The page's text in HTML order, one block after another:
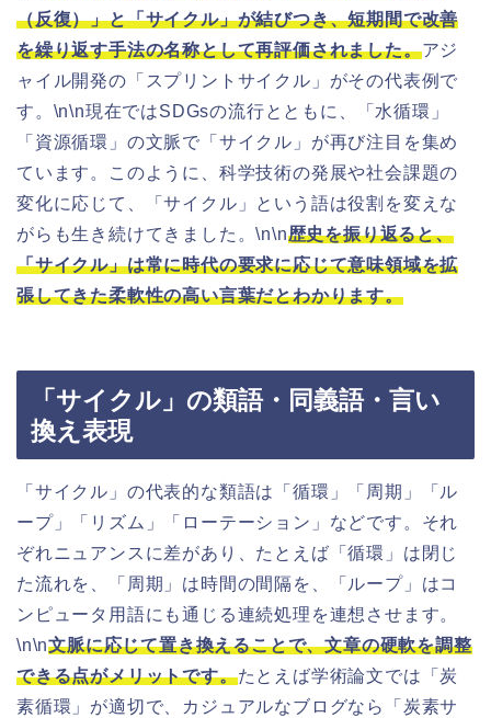
（反復）」と「サイクル」が結びつき、短期間で改善
を繰り返す手法の名称として再評価されました。アジ
ャイル開発の「スプリントサイクル」がその代表例で
す。\n\n現在ではSDGsの流行とともに、「水循環」
「資源循環」の文脈で「サイクル」が再び注目を集め
ています。このように、科学技術の発展や社会課題の
変化に応じて、「サイクル」という語は役割を変えな
がらも生き続けてきました。\n\n歴史を振り返ると、
「サイクル」は常に時代の要求に応じて意味領域を拡
張してきた柔軟性の高い言葉だとわかります。
「サイクル」の類語・同義語・言い
換え表現
「サイクル」の代表的な類語は「循環」「周期」「ル
ープ」「リズム」「ローテーション」などです。それ
ぞれニュアンスに差があり、たとえば「循環」は閉じ
た流れを、「周期」は時間の間隔を、「ループ」はコ
ンピュータ用語にも通じる連続処理を連想させます。
\n\n文脈に応じて置き換えることで、文章の硬軟を調整
できる点がメリットです。たとえば学術論文では「炭
素循環」が適切で、カジュアルなブログなら「炭素サ